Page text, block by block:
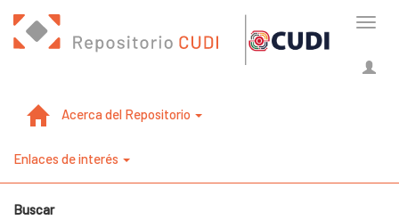
Acerca del Repositorio
Enlaces de interés
Buscar